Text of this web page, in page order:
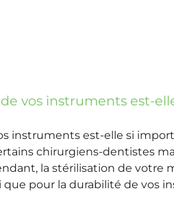
vos instruments est-
instruments est-elle si
chirurgiens-dentistes
la stérilisation de votre
que pour la durabilité de